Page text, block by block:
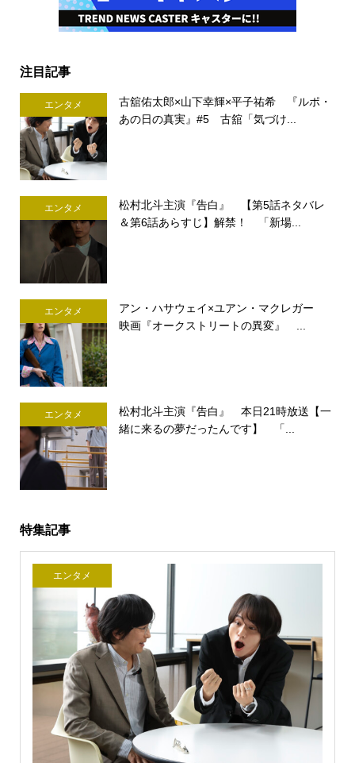
注目記事
エンタメ
古舘佑太郎×山下幸輝×平子祐希 『ルポ・
あの日の真実』#5 古舘「気づけ...
エンタメ
松村北斗主演『告白』 【第5話ネタバレ
＆第6話あらすじ】解禁！ 「新場...
エンタメ
アン・ハサウェイ×ユアン・マクレガー
映画『オークストリートの異変』 ...
エンタメ
松村北斗主演『告白』 本日21時放送【一
緒に来るの夢だったんです】 「...
特集記事
エンタメ